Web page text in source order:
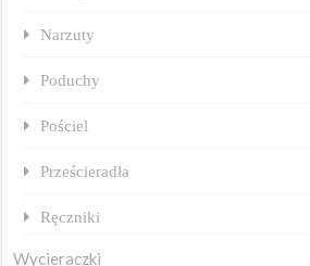
Narzuty
Poduchy
Pościel
Prześcieradła
Ręczniki
Wycieraczki